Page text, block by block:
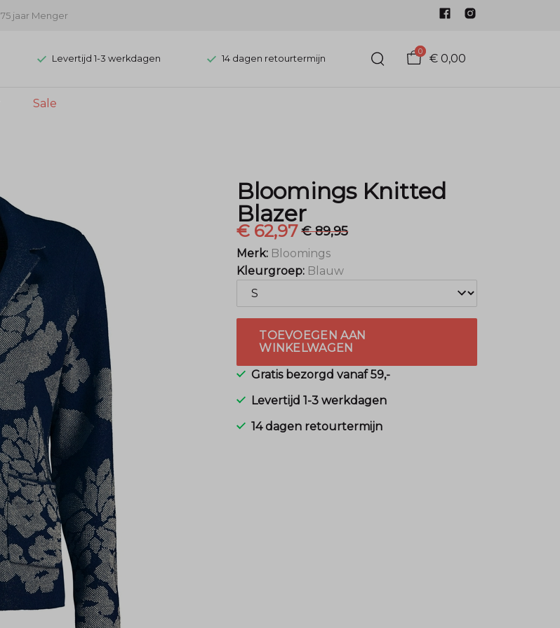
75 jaar Menger
Levertijd 1-3 werkdagen 14 dagen retourtermijn
0
€ 0,00
Sale
Bloomings Knitted
Blazer
€ 62,97€ 89,95
Merk: Bloomings
Kleurgroep: Blauw
TOEVOEGEN AAN
WINKELWAGEN
Gratis bezorgd vanaf 59,-
Levertijd 1-3 werkdagen
14 dagen retourtermijn